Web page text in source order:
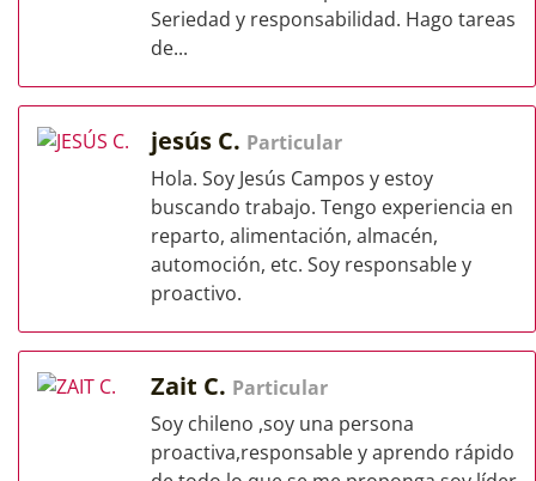
Seriedad y responsabilidad. Hago tareas
de...
jesús C. Particular
Hola. Soy Jesús Campos y estoy
buscando trabajo. Tengo experiencia en
reparto, alimentación, almacén,
automoción, etc. Soy responsable y
proactivo.
Zait C. Particular
Soy chileno ,soy una persona
proactiva,responsable y aprendo rápido